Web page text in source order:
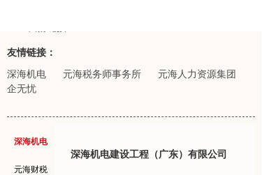
深海机电
元海财税
深海机电建设工程（广东）有限公司
友情链接：
深海机电
元海税务师事务所
元海人力资源集团
企无忧